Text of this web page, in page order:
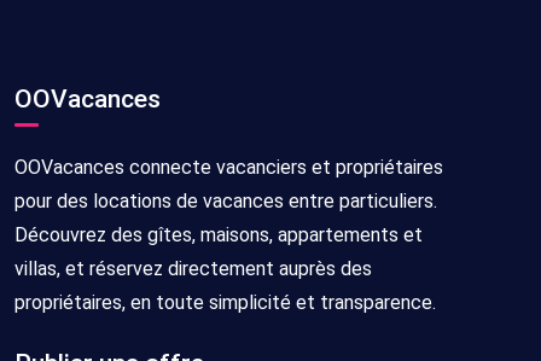
OOVacances
OOVacances connecte vacanciers et propriétaires
pour des locations de vacances entre particuliers.
Découvrez des gîtes, maisons, appartements et
villas, et réservez directement auprès des
propriétaires, en toute simplicité et transparence.